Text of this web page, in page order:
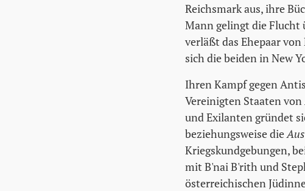
Reichsmark aus, ihre
Mann gelingt die Flucht
verläßt das Ehepaar
sich die beiden in New
Ihren Kampf gegen
Vereinigten Staaten
und Exilanten gründet
beziehungsweise die
Kriegskundgebungen,
mit B'nai B'rith und
österreichischen